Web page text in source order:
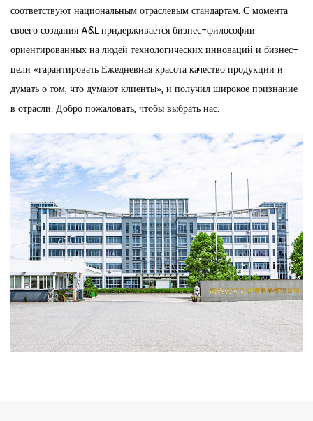
соответствуют национальным отраслевым стандартам. С момента
своего создания A&L придерживается бизнес-философии
ориентированных на людей технологических инноваций и бизнес-
цели «гарантировать Ежедневная красота качество продукции и
думать о том, что думают клиенты», и получил широкое признание
в отрасли. Добро пожаловать, чтобы выбрать нас.